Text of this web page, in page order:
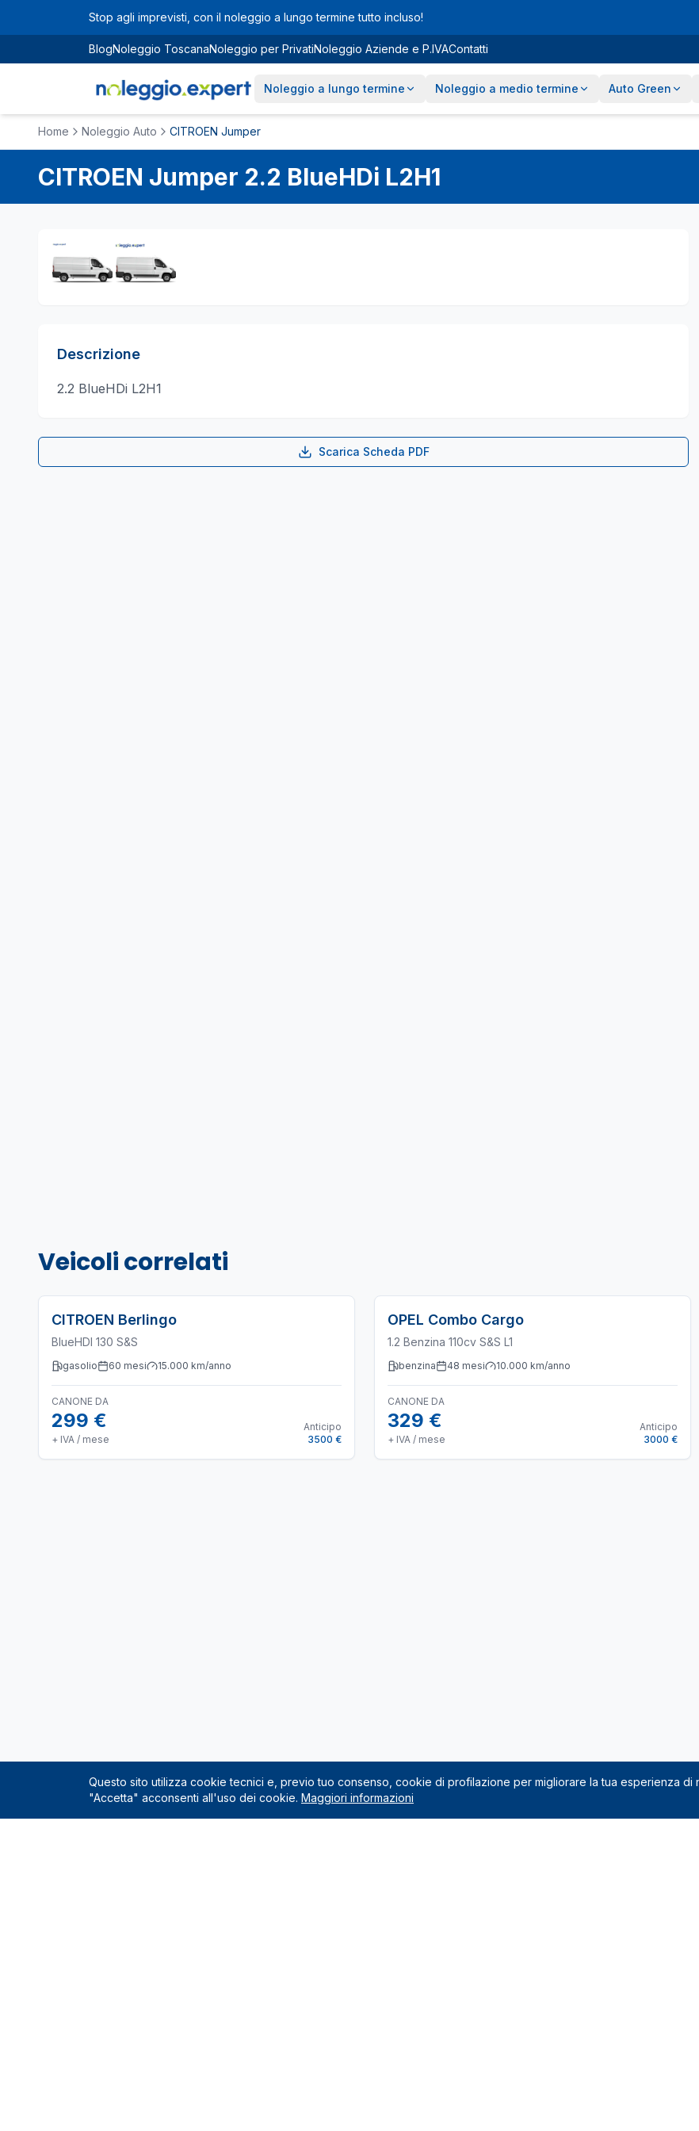
Vai al contenuto principale
Stop agli imprevisti, con il noleggio a lungo termine tutto incluso!
BlogNoleggio ToscanaNoleggio per PrivatiNoleggio Aziende e P.IVAContatti
Noleggio a lungo termine Noleggio a medio termine Auto Green
Home Noleggio Auto CITROEN Jumper
CITROEN Jumper 2.2 BlueHDi L2H1
Descrizione
2.2 BlueHDi L2H1
Scarica Scheda PDF
Veicoli correlati
CITROEN Berlingo
BlueHDI 130 S&S
gasolio 60 mesi 15.000 km/anno
CANONE DA
299 €
+ IVA / mese
Anticipo
3500 €
OPEL Combo Cargo
1.2 Benzina 110cv S&S L1
benzina 48 mesi 10.000 km/anno
CANONE DA
329 €
+ IVA / mese
Anticipo
3000 €
Questo sito utilizza cookie tecnici e, previo tuo consenso, cookie di profilazione per migliorare la tua esperienza di
"Accetta" acconsenti all'uso dei cookie. Maggiori informazioni